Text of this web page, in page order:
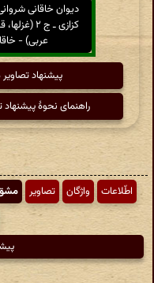
دیوان خاقانی
کزازی ـ ج
عربی) -
پیشنهاد تصاویر
راهنمای نحوهٔ پیشنهاد
اطّلاعات واژگان تصاویر